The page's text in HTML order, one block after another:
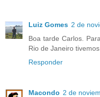
Luiz Gomes 2 de
Boa tarde Carlos.
Rio de Janeiro
Responder
Macondo 2 de